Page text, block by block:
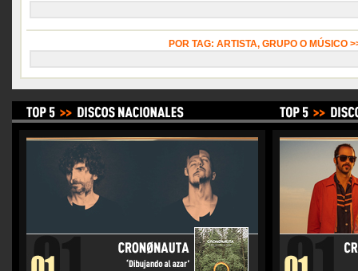
POR TAG: ARTISTA, GRUPO O MÚSICO